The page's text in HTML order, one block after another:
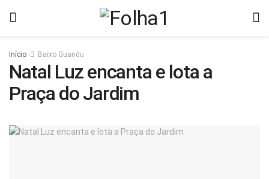
Início Baixo Guandu
Natal Luz encanta e lota a
Praça do Jardim